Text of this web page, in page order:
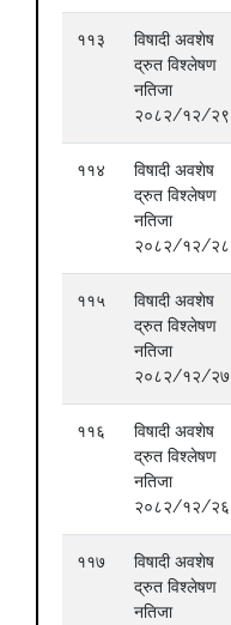
११३
विषादी अवशेष
द्रुत विश्लेषण
नतिजा
२०८२/१२/२९
११४
विषादी अवशेष
द्रुत विश्लेषण
नतिजा
२०८२/१२/२८
११५
विषादी अवशेष
द्रुत विश्लेषण
नतिजा
२०८२/१२/२७
११६
विषादी अवशेष
द्रुत विश्लेषण
नतिजा
२०८२/१२/२६
११७
विषादी अवशेष
द्रुत विश्लेषण
नतिजा